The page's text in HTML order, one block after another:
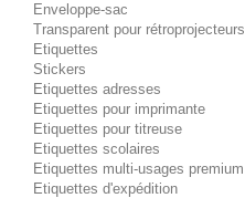
Enveloppe-sac
Transparent pour rétroprojecteurs
Etiquettes
Stickers
Etiquettes adresses
Etiquettes pour imprimante
Etiquettes pour titreuse
Etiquettes scolaires
Etiquettes multi-usages premium
Etiquettes d'expédition